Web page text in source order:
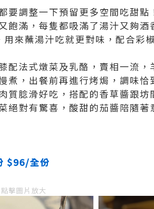
要調整一下預留更多空間吃甜點
飽滿，每隻都吸滿了湯汁又夠酒
來蘸湯汁吃就更對味，配合彩
法式燉菜及乳酪，賣相一流，
煮，出餐前再進行烤焗，調味恰
質腍滑好吃，搭配的香草醬跟坊
絕對有驚喜，酸甜的茄醬陪隨著
$96/全份
點擊圖片放大